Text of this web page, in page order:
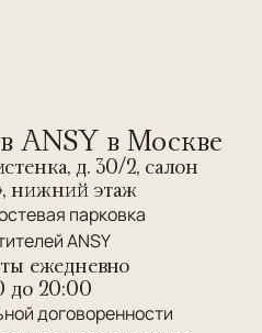
ANSY в Москве
д. 30/2, салон
нижний этаж
парковка
ANSY
ежедневно
до 20:00
договоренности